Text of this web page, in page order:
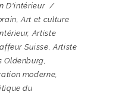
D'intérieur
,Art et culture
, Artiste
Suisse Artiste
Oldenburg
moderne
du